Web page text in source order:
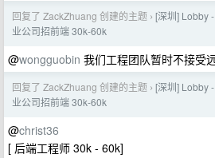
回复了 ZackZhuang 创建的主题 › [深圳] Lobby
业公司招前端 30k-60k
@wongguobin 我们工程团队暂时不接受
回复了 ZackZhuang 创建的主题 › [深圳] Lobby
业公司招前端 30k-60k
@christ36
[ 后端工程师 30k - 60k]